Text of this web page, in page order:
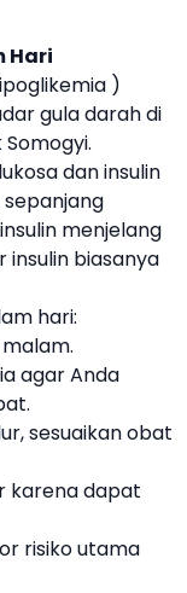
Hari
)
gula darah di
dan insulin
menjelang
insulin biasanya
hari:
agar Anda
sesuaikan obat
karena dapat
risiko utama